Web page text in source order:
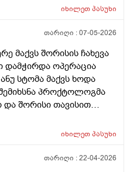
იხილეთპასუხი
თარიღი :07-05-2026
მაქვს შორისის ჩახევა
დამჭირდა ოპერაცია
სტომა მაქვს ხოდა
პროქტოლოგმა
შორისი თავისით
იხილეთპასუხი
თარიღი :22-04-2026